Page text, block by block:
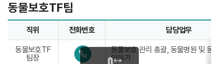
3
2
9
-
7
8
3
3
동물보호TF팀
동물보호TF팀업무담당자의 정보로 직위, 전화번호, 담당업무
직위 전화번호 담당업무
동물보호TF
팀장
0
4
동물보호 관리 총괄, 동물병원 및 동
인허가